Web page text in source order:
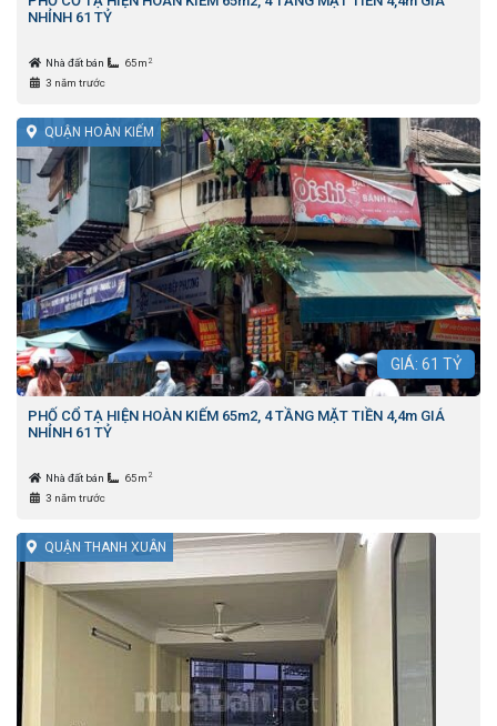
NHỈNH 61 TỶ
Nhà đất bán 65m 2
3 năm trước
QUẬN HOÀN KIẾM
GIÁ: 61 TỶ
PHỐ CỔ TẠ HIỆN HOÀN KIẾM 65m2, 4 TẦNG MẶT TIỀN 4,4m GIÁ
NHỈNH 61 TỶ
Nhà đất bán 65m 2
3 năm trước
QUẬN THANH XUÂN